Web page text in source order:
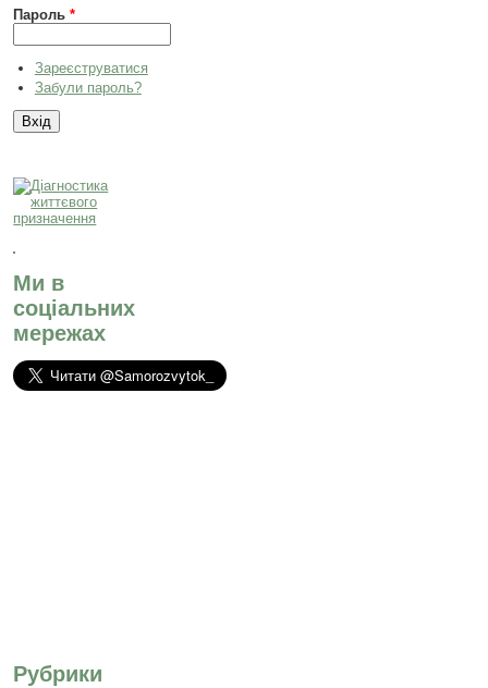
Пароль*
Зареєструватися
Забули пароль?
Ми в
соціальних
мережах
Рубрики